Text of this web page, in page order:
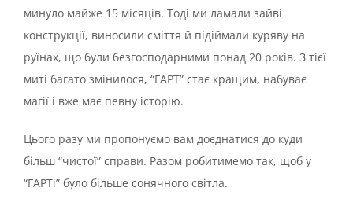
минуло майже 15 місяців. Тоді ми ламали зайві
конструкції, виносили сміття й підіймали куряву на
руїнах, що були безгосподарними понад 20 років. З тієї
миті багато змінилося, “ГАРТ” стає кращим, набуває
магії і вже має певну історію.
Цього разу ми пропонуємо вам доєднатися до куди
більш “чистої” справи. Разом робитимемо так, щоб у
“ГАРТі” було більше сонячного світла.